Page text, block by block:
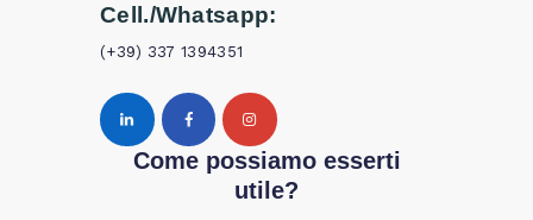
Cell./Whatsapp:
(+39) 337 1394351
Come possiamo esserti
utile?